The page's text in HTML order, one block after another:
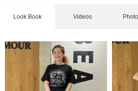
Look Book Videos